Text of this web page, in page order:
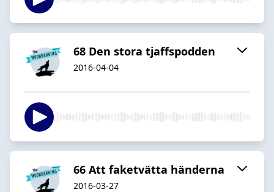
68 Den stora tjaffspodden
2016-04-04
66 Att faketvätta händerna
2016-03-27